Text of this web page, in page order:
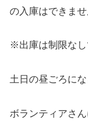
の入庫はできませ
※出庫は制限なし
土日の昼ごろに
ボランティアさ